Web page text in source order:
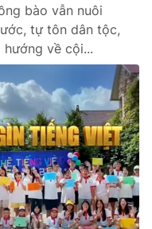
Nam
bào vẫn nuôi
tự tôn dân tộc,
về cội...